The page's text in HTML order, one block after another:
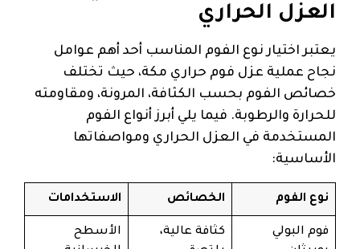
العزل الحراري
يعتبر اختيار نوع الفوم المناسب أحد أهم عوامل
نجاح عملية عزل فوم حراري مكة، حيث تختلف
خصائص الفوم بحسب الكثافة، المرونة، ومقاومته
للحرارة والرطوبة. فيما يلي أبرز أنواع الفوم
المستخدمة في العزل الحراري ومواصفاتها
الأساسية:
نوع الفوم الخصائص الاستخدامات
فوم البولي
كثافة عالية،
الأسطح